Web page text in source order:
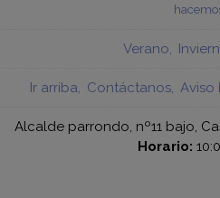
Verano
Ir arriba Contáctanos Aviso
Alcalde parrondo, nº11 bajo,
Horario: